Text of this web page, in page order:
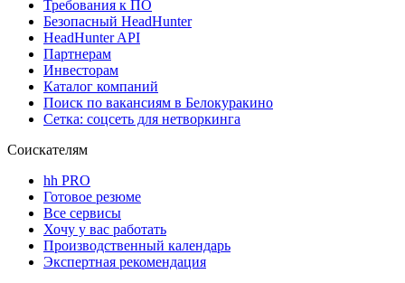
Требования к ПО
Безопасный HeadHunter
HeadHunter API
Партнерам
Инвесторам
Каталог компаний
Поиск по вакансиям в Белокуракино
Сетка: соцсеть для нетворкинга
Соискателям
hh PRO
Готовое резюме
Все сервисы
Хочу у вас работать
Производственный календарь
Экспертная рекомендация